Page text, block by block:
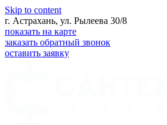
Skip to content
г. Астрахань, ул. Рылеева 30/8
показать на карте
заказать обратный звонок
оставить заявку